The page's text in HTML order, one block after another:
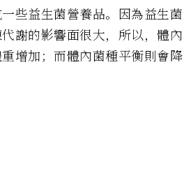
些益生菌營養品。因為益生菌
謝的影響面很大，所以，體內
增加；而體內菌種平衡則會降